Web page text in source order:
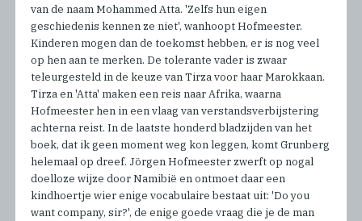
van de naam Mohammed Atta. 'Zelfs hun eigen
geschiedenis kennen ze niet', wanhoopt Hofmeester.
Kinderen mogen dan de toekomst hebben, er is nog veel
op hen aan te merken. De tolerante vader is zwaar
teleurgesteld in de keuze van Tirza voor haar Marokkaan.
Tirza en 'Atta' maken een reis naar Afrika, waarna
Hofmeester hen in een vlaag van verstandsverbijstering
achterna reist. In de laatste honderd bladzijden van het
boek, dat ik geen moment weg kon leggen, komt Grunberg
helemaal op dreef. Jörgen Hofmeester zwerft op nogal
doelloze wijze door Namibië en ontmoet daar een
kindhoertje wier enige vocabulaire bestaat uit: 'Do you
want company, sir?', de enige goede vraag die je de man